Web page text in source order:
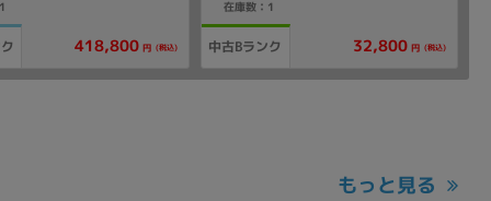
418,800 円 (税込)
在庫数：1
中古Bランク 32,800 円 (税込)
もっと見る